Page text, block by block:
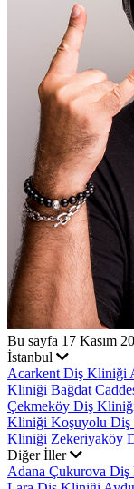
Bu sayfa 17 Kasım
İstanbul
Acarkent Diş Kliniği
Kliniği Bağdat
Çekmeköy Diş
Kliniği Koşuyolu
Kliniği Zekeriyaköy
Diğer İller
Adana Çukurova